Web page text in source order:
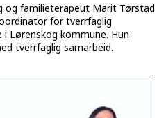
og familieterapeut Marit Tørstad
for tverrfaglig
Lørenskog kommune. Hun
tverrfaglig samarbeid.